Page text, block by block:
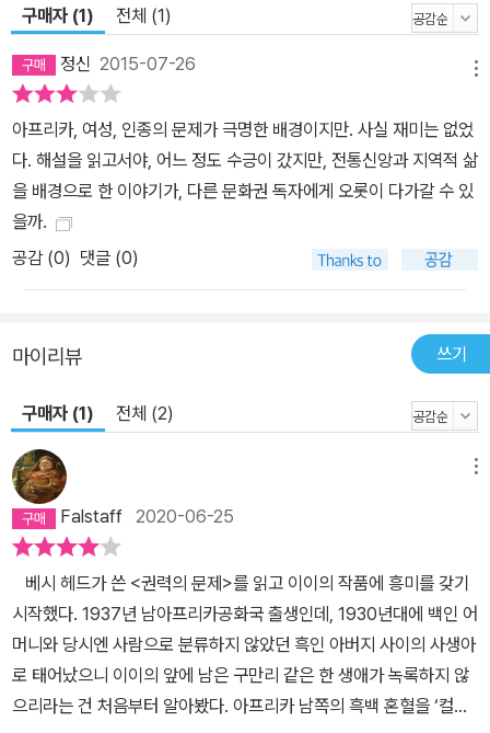
어난 아프리카적 이야기’라는 점에서 독특한 아프리카 사실주의의 광
적 조명 딜레페 마을에 새로 여선생으로 부임한 마거릿, 그녀는 이 마
을에서 노예로 부리는 마사르와족 출신이다. 그러나 얼굴 생김새는
그나마 그 부족 사이에서 백인 혼혈이라 차별이 덜한 ‘컬러드’로 보인
다. 그럼에도 불구하고 당당히 자신은 마사르와인임을 밝히며 이 마
을에서 새 인생을 꾸려나가려는 마거릿, 그러나 현실은 만만치 않다.
그녀와 같은 이름의 백인 선교사이자 그녀를 길러준 마거릿 캐드모어
에게서 배운 비판적 안목과 통찰력 있는 지성 덕분에 교사가 되어 이
마을에 들어왔으나, 부시먼/마사르와족 출신이라는 미천한 신분은 어
두고 술렁이기 시작한다. 한편 자유분방하고 솔직한 그녀의 모습은
받는 주술사 마루의 눈에 들어온다. 또한 마루의 둘도 없는 친구이자
또다른 권력자인 몰레카 역시 그녀에게 반한다. 이에 마거릿과 같은
학교의 여교사이자 그녀의 친구 디켈레디는 몰레카의 연인이자 마루
의 여동생으로, 유학 후 돌아온 이 마을의 또다른 신식 여성이다. 이
넷의 엇갈린 갈등과 편협한 마을 살림의 소용돌이 속에서, 어느 날 마
부족, 인종, 신분, 성 등 다층적 차원에서 입체적으로 아프리카 사회를
조명한다. 인류 본연의 신념을 회복하고 정화하는 데 직관적 계시의
힘을 끌어들인다. 강철과도 같은 합리적 이성과 신념의 세계로 무장
한 태양과도 같은 몰레카, 은밀히 자연의 야생에서 힘을 얻고 고대의
왕들이 자신의 마음속에 살아 있음을 믿는 예측불능의 투시력을 지닌
구매자 (1) 전체 (1)
정신 2015-07-26
아프리카, 여성, 인종의 문제가 극명한 배경이지만. 사실 재미는 없었
다. 해설을 읽고서야, 어느 정도 수긍이 갔지만, 전통신앙과 지역적 삶
을 배경으로 한 이야기가, 다른 문화권 독자에게 오롯이 다가갈 수 있
을까.
공감 (0) 댓글 (0)
마이리뷰 쓰기
구매자 (1) 전체 (2)
Falstaff 2020-06-25
베시 헤드가 쓴 <권력의 문제>를 읽고 이이의 작품에 흥미를 갖기
시작했다. 1937년 남아프리카공화국 출생인데, 1930년대에 백인 어
머니와 당시엔 사람으로 분류하지 않았던 흑인 아버지 사이의 사생아
로 태어났으니 이이의 앞에 남은 구만리 같은 한 생애가 녹록하지 않
으리라는 건 처음부터 알아봤다. 아프리카 남쪽의 흑백 혼혈을 ‘컬러